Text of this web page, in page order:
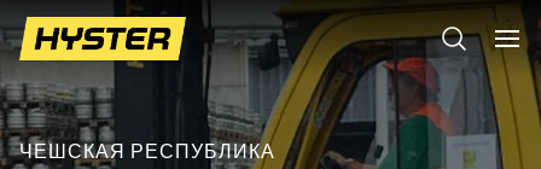
ЧЕШСКАЯ РЕСПУБЛИКА